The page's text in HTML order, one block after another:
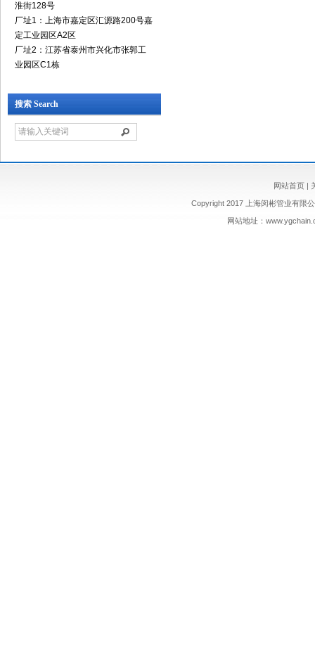
淮街128号
厂址1：上海市嘉定区汇源路200号嘉
定工业园区A2区
厂址2：江苏省泰州市兴化市张郭工
业园区C1栋
搜索 Search
网站首页|
Copyright 2017 上海闵彬管业有限
网站地址：